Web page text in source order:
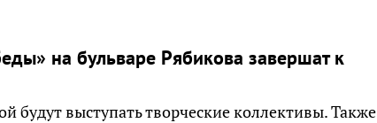
на бульваре Рябикова завершат к
будут выступать творческие коллективы. Также